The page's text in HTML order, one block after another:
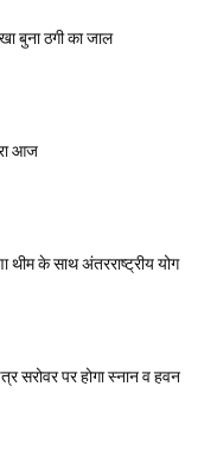
बुना ठगी का जाल
आज
थीम के साथ अंतरराष्ट्रीय योग
सरोवर पर होगा स्नान व हवन